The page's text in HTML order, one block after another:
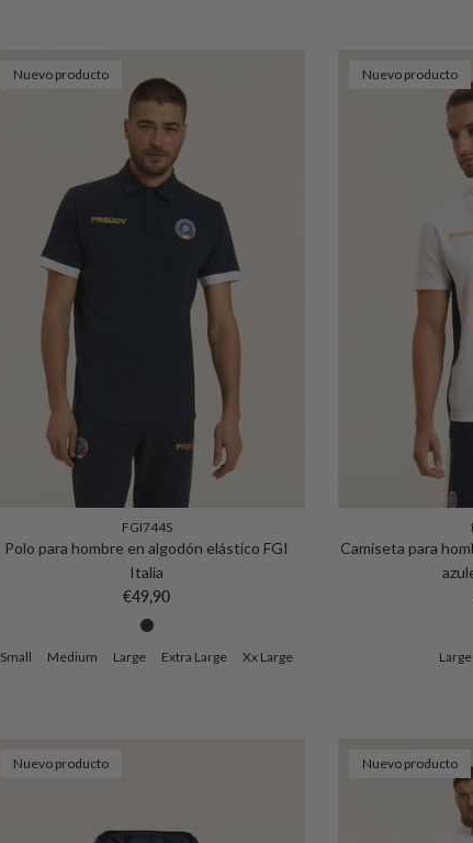
Nuevo producto
FGI744S
Polo para hombre en algodón elástico FGI
Italia
Precio normal
€49,90
Small Medium Large Extra Large Xx Large
Nuevo producto
Camiseta para
Large
Nuevo producto Nuevo producto